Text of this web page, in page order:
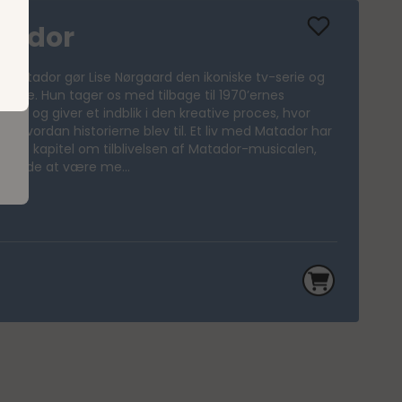
Matador gør Lise Nørgaard den ikoniske tv-serie og
Hun tager os med tilbage til 1970’ernes
og giver et indblik i den kreative proces, hvor
hvordan historierne blev til. Et liv med Matador har
et kapitel om tilblivelsen af Matador-musicalen,
nåede at være me...